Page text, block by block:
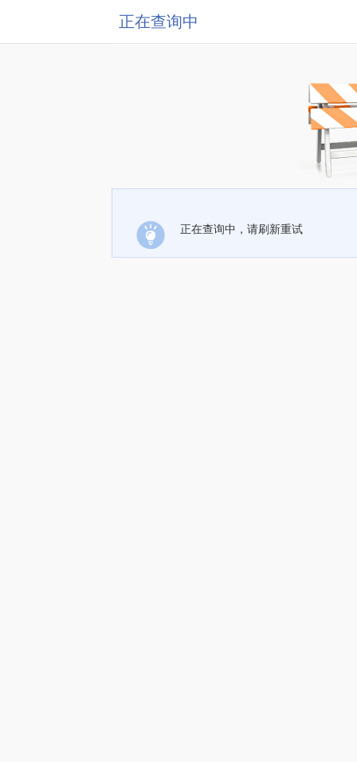
正在查询中
正在查询中，请刷新重试